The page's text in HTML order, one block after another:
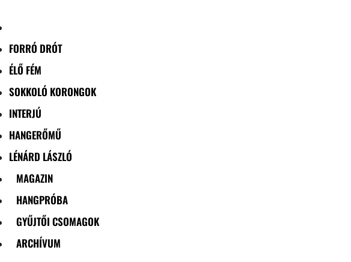
FORRÓ DRÓT
ÉLŐ FÉM
SOKKOLÓ KORONGOK
INTERJÚ
HANGERŐMŰ
LÉNÁRD LÁSZLÓ
MAGAZIN
HANGPRÓBA
GYŰJTŐI CSOMAGOK
ARCHÍVUM